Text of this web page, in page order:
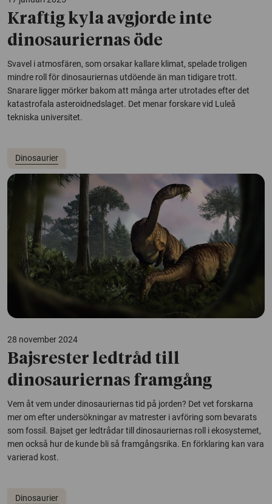
Kraftig kyla avgjorde inte
dinosauriernas öde
Svavel i atmosfären, som orsakar kallare klimat, spelade troligen
mindre roll för dinosauriernas utdöende än man tidigare trott.
Snarare ligger mörker bakom att många arter utrotades efter det
katastrofala asteroidnedslaget. Det menar forskare vid Luleå
tekniska universitet.
Dinosaurier
28 november 2024
Bajsrester ledtråd till
dinosauriernas framgång
Vem åt vem under dinosauriernas tid på jorden? Det vet forskarna
mer om efter undersökningar av matrester i avföring som bevarats
som fossil. Bajset ger ledtrådar till dinosauriernas roll i ekosystemet,
men också hur de kunde bli så framgångsrika. En förklaring kan vara
varierad kost.
Dinosaurier